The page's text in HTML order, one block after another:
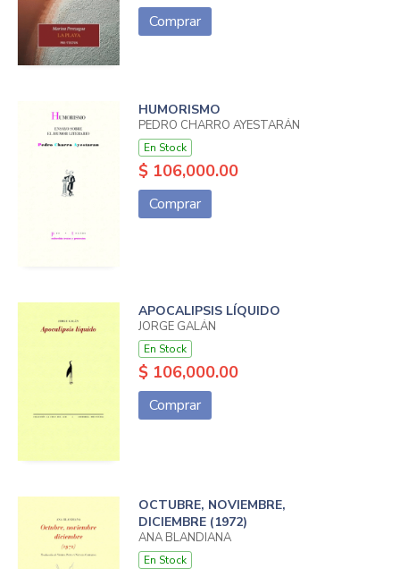
Comprar
HUMORISMO
PEDRO CHARRO AYESTARÁN
En Stock
$ 106,000.00
Comprar
APOCALIPSIS LÍQUIDO
JORGE GALÁN
En Stock
$ 106,000.00
Comprar
OCTUBRE, NOVIEMBRE,
DICIEMBRE (1972)
ANA BLANDIANA
En Stock